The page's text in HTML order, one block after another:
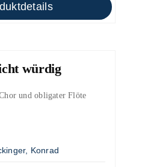
würdig
und obligater Flöte
Konrad